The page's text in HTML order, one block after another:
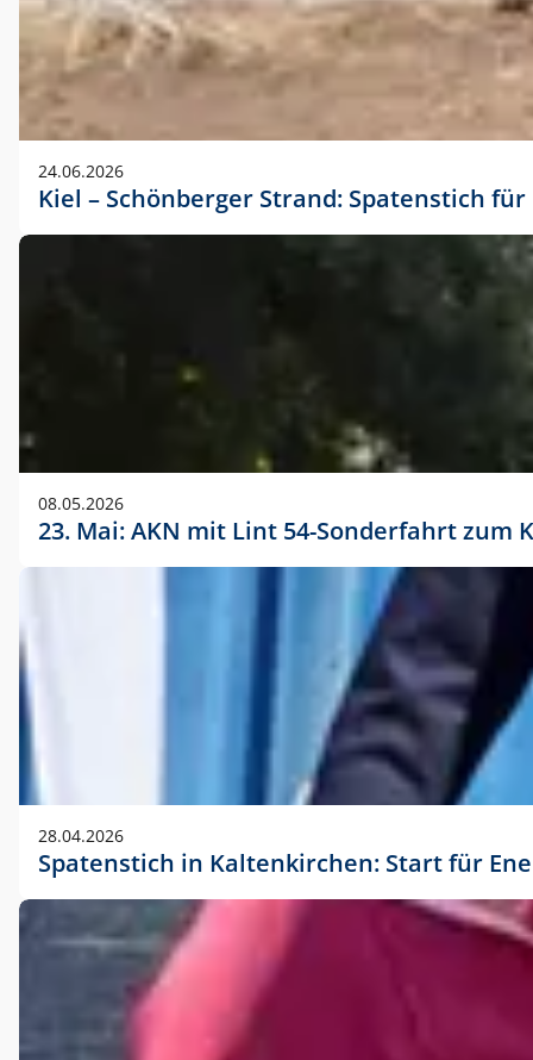
24.06.2026
Kiel – Schönberger Strand: Spatenstich
08.05.2026
23. Mai: AKN mit Lint 54-Sonderfahrt
28.04.2026
Spatenstich in Kaltenkirchen: Start für